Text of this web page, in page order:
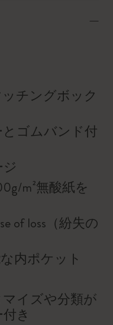
チングボック
ゴムバンド付
m²無酸紙を
of loss（紛失の
内ポケット
イズや分類が
き